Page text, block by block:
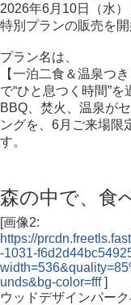
2026年6月10日（水
特別プランの販売を開
プラン名は、
【一泊二食＆温泉つ
で“ひと息つく時間”を
BBQ、焚火、温泉が
ングを、6月ご来場限
す。
森の中で、食
[画像2:
https://
-1031-
unds&bg-color=fff]
ウッドデザインパー